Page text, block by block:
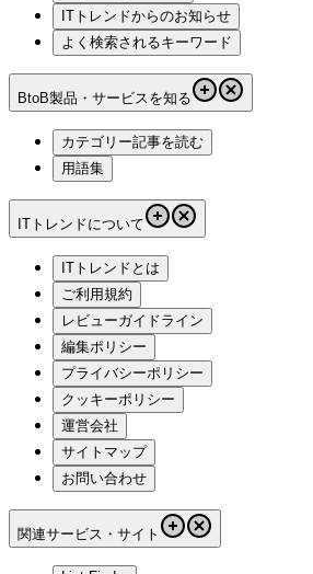
ITトレンドからのお知らせ
よく検索されるキーワード
BtoB製品・サービスを知る
カテゴリー記事を読む
用語集
ITトレンドについて
ITトレンドとは
ご利用規約
レビューガイドライン
編集ポリシー
プライバシーポリシー
クッキーポリシー
運営会社
サイトマップ
お問い合わせ
関連サービス・サイト